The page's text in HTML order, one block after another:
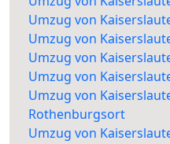
Umzug von
Umzug von
Umzug von
Umzug von
Umzug von
Rothenburgsort
Umzug von